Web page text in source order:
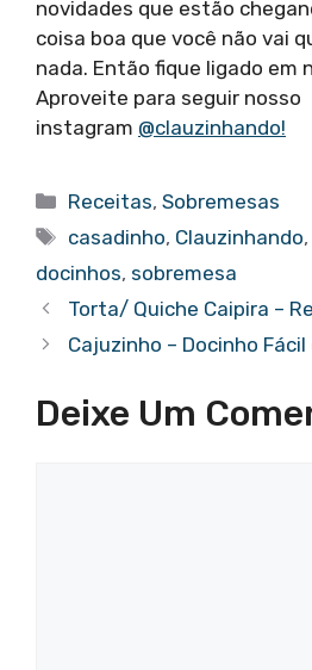
novidades que estão
coisa boa que você não vai
nada. Então fique ligado em
Aproveite para seguir nosso
instagram @clauzinhando!
Categorias
Receitas,Sobremesas
Tags
casadinho, Clauzinhando,
docinhos, sobremesa
Torta/ Quiche Caipira –
Cajuzinho – Docinho
Deixe Um